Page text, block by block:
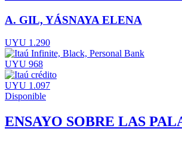
A. GIL, YÁSNAYA ELENA
UYU 1.290
UYU 968
UYU 1.097
Disponible
ENSAYO SOBRE LAS